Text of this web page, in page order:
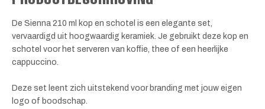
De Sienna 210 ml kop en schotel is een elegante set,
vervaardigd uit hoogwaardig keramiek. Je gebruikt deze kop en
schotel voor het serveren van koffie, thee of een heerlijke
cappuccino.
Deze set leent zich uitstekend voor branding met jouw eigen
logo of boodschap.